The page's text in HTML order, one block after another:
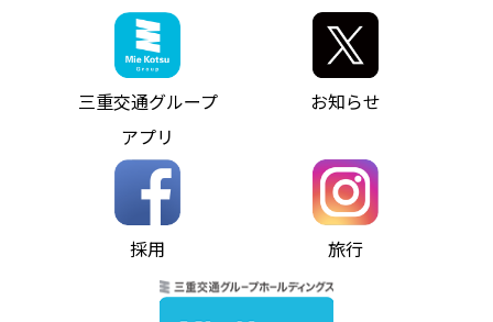
ミジュマルのラッピングバス（鈴鹿管内）
参宮バス
神都バス
パールシャトル
バス情報の見える化
コミュニティバス
バス・タクシー交通広告
異常事態発生時のお願い
アイコンの説明
インターネット予約
よくあるご質問
お問い合わせ
ザ・バスコレクション三重交通バスセット
三重交通公式グッズ
ファンコーナー
お問い合わせ
お知らせ・最新情報一覧
ニュースリリース
お問い合わせ
個人情報保護方針
ソーシャルメディア運用ポリシー
ホームページのご利用にあたって
Notes for Using this Website
三重交通グループ
アプリ
お知らせ
採用 旅行